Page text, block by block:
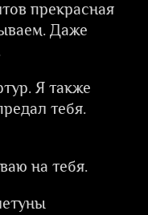
прекрасная
Даже
Я также
тебя.
на тебя.